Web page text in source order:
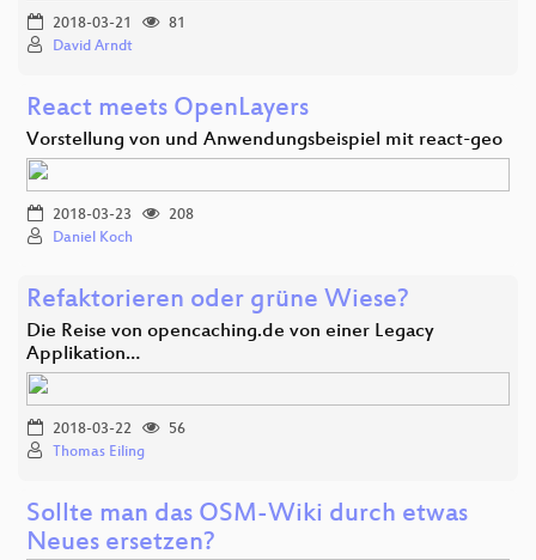
2018-03-21
81
David Arndt
React meets OpenLayers
Vorstellung von und Anwendungsbeispiel mit react-geo
2018-03-23
208
Daniel Koch
Refaktorieren oder grüne Wiese?
Die Reise von opencaching.de von einer Legacy
Applikation…
2018-03-22
56
Thomas Eiling
Sollte man das OSM-Wiki durch etwas
Neues ersetzen?